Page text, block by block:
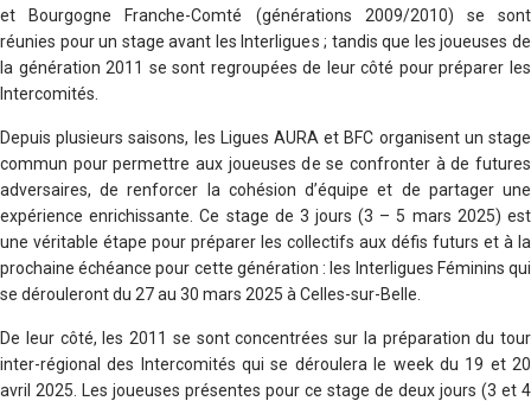
et Bourgogne Franche-Comté (générations 2009/2010) se sont
réunies pour un stage avant les Interligues ; tandis que les joueuses de
la génération 2011 se sont regroupées de leur côté pour préparer les
Intercomités.
Depuis plusieurs saisons, les Ligues AURA et BFC organisent un stage
commun pour permettre aux joueuses de se confronter à de futures
adversaires, de renforcer la cohésion d’équipe et de partager une
expérience enrichissante. Ce stage de 3 jours (3 – 5 mars 2025) est
une véritable étape pour préparer les collectifs aux défis futurs et à la
prochaine échéance pour cette génération : les Interligues Féminins qui
se dérouleront du 27 au 30 mars 2025 à Celles-sur-Belle.
De leur côté, les 2011 se sont concentrées sur la préparation du tour
inter-régional des Intercomités qui se déroulera le week du 19 et 20
avril 2025. Les joueuses présentes pour ce stage de deux jours (3 et 4